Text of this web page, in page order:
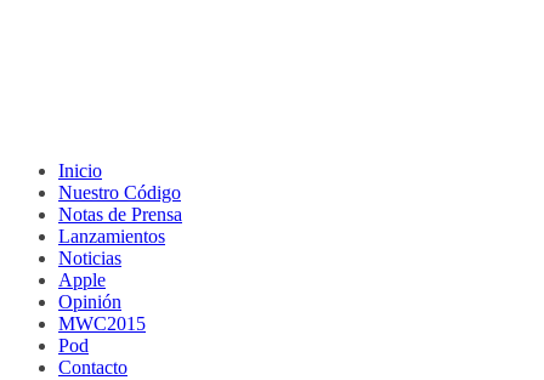
Inicio
Nuestro Código
Notas de Prensa
Lanzamientos
Noticias
Apple
Opinión
MWC2015
Pod
Contacto